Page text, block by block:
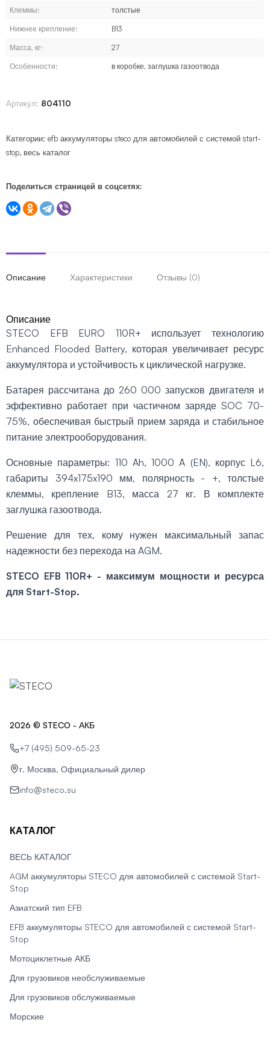
Клеммы: толстые
Нижнее крепление: B13
Масса, кг: 27
Особенности: в коробке, заглушка газоотвода
Артикул: 804110
Категории: efb аккумуляторы steco для автомобилей с системой start-
stop, весь каталог
Поделиться страницей в соцсетях:
Описание Характеристики Отзывы (0)
Описание
STECO EFB EURO 110R+ использует технологию
Enhanced Flooded Battery, которая увеличивает ресурс
аккумулятора и устойчивость к циклической нагрузке.
Батарея рассчитана до 260 000 запусков двигателя и
эффективно работает при частичном заряде SOC 70-
75%, обеспечивая быстрый прием заряда и стабильное
питание электрооборудования.
Основные параметры: 110 Ah, 1000 A (EN), корпус L6,
габариты 394x175x190 мм, полярность - +, толстые
клеммы, крепление B13, масса 27 кг. В комплекте
заглушка газоотвода.
Решение для тех, кому нужен максимальный запас
надежности без перехода на AGM.
STECO EFB 110R+ - максимум мощности и ресурса
для Start-Stop.
2026 © STECO - АКБ
+7 (495) 509-65-23
г. Москва, Официальный дилер
info@steco.su
КАТАЛОГ
ВЕСЬ КАТАЛОГ
AGM аккумуляторы STECO для автомобилей с системой Start-
Stop
Азиатский тип EFB
EFB аккумуляторы STECO для автомобилей с системой Start-
Stop
Мотоциклетные АКБ
Для грузовиков необслуживаемые
Для грузовиков обслуживаемые
Морские